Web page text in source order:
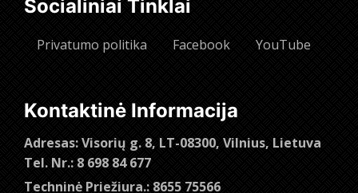
Socialiniai Tinklai
Privatumo politika Facebook YouTube
Kontaktinė Informacija
Adresas: Visorių g. 8, LT-08300, Vilnius, Lietuva
Tel. Nr.: 8 698 84 677
Techninė Priežiura.: 8655 75566